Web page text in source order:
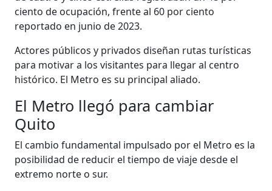
ciento de ocupación, frente al 60 por ciento
reportado en junio de 2023.
Actores públicos y privados diseñan rutas turísticas
para motivar a los visitantes para llegar al centro
histórico. El Metro es su principal aliado.
El Metro llegó para cambiar
Quito
El cambio fundamental impulsado por el Metro es la
posibilidad de reducir el tiempo de viaje desde el
extremo norte o sur.